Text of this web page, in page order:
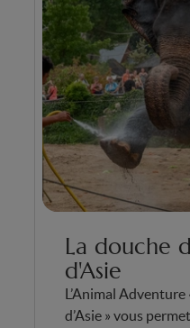
La douche
d'Asie
L’Animal
d’Asie » vous